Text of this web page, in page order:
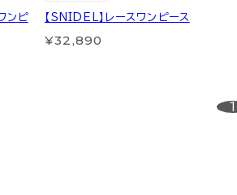
ンピ
【SNIDEL】レースワンピース
¥32,890
1